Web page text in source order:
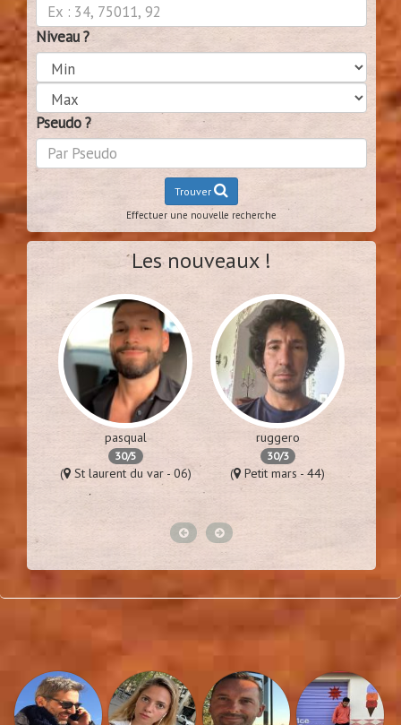
Niveau ?
Pseudo ?
Trouver
Effectuer une nouvelle recherche
Les nouveaux !
pasqual
30/5
( St laurent du var - 06)
ruggero
30/3
( Petit mars - 44)